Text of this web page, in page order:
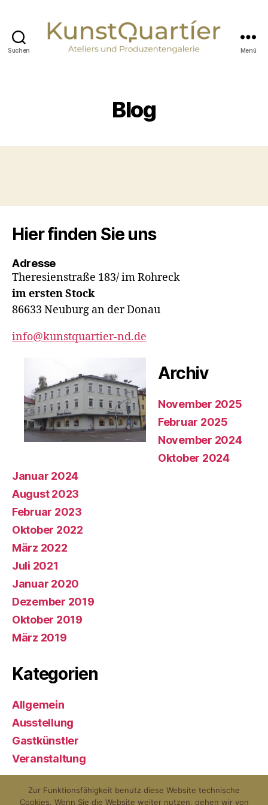
Suchen
Donau
Menü
Blog
Hier finden Sie uns
Adresse
Theresienstraße 183/ im Rohreck
im ersten Stock
86633 Neuburg an der Donau
info@kunstquartier-nd.de
Archiv
November 2025
Februar 2025
November 2024
Oktober 2024
Januar 2024
August 2023
Februar 2023
Oktober 2022
März 2022
Juli 2021
Januar 2020
Dezember 2019
Oktober 2019
März 2019
Kategorien
Allgemein
Ausstellung
Gastkünstler
Veranstaltung
Zur Funktionsfähigkeit benutz diese Website technische
Cookies. Wenn Sie die Website weiter nutzen, gehen wir von